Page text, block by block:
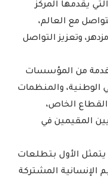
يقدمها المركز
مع العالم،
وتعزيز التواصل
من المؤسسات
الوطنية، والمنظمات
الخاص،
المقيمين في
يتمثل الأول بتطلعات
الإنسانية المشتركة